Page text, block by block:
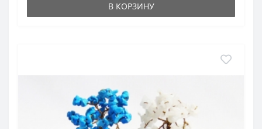
В КОРЗИНУ